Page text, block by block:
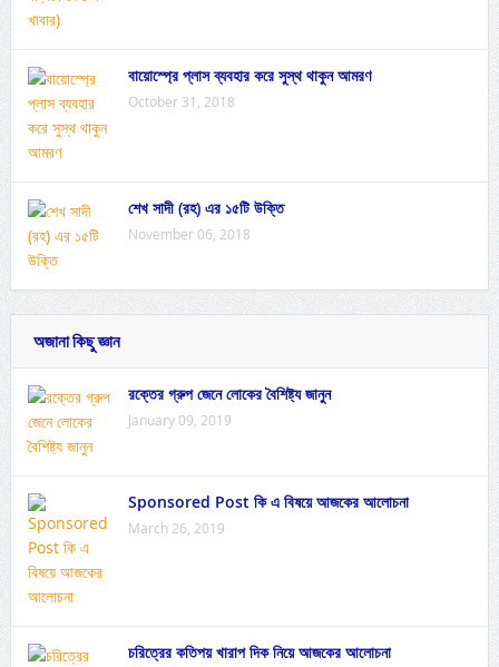
বায়োস্প্রে প্লাস ব্যবহার করে সুস্থ থাকুন আমরণ
October 31, 2018
শেখ সাদী (রহ) এর ১৫টি উক্তি
November 06, 2018
অজানা কিছু জ্ঞান
রক্তের গ্রুপ জেনে লোকের বৈশিষ্ট্য জানুন
January 09, 2019
Sponsored Post কি এ বিষয়ে আজকের আলোচনা
March 26, 2019
চরিত্রের কতিপয় খারাপ দিক নিয়ে আজকের আলোচনা